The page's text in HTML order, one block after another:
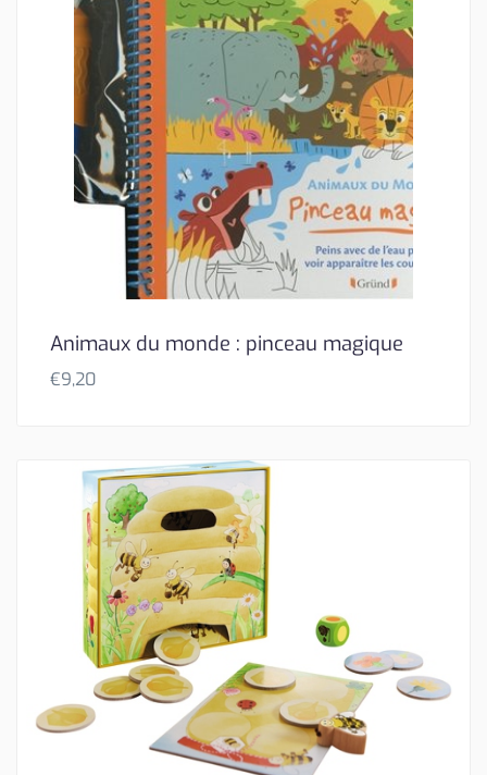
Animaux du monde : pinceau magique
€9,20